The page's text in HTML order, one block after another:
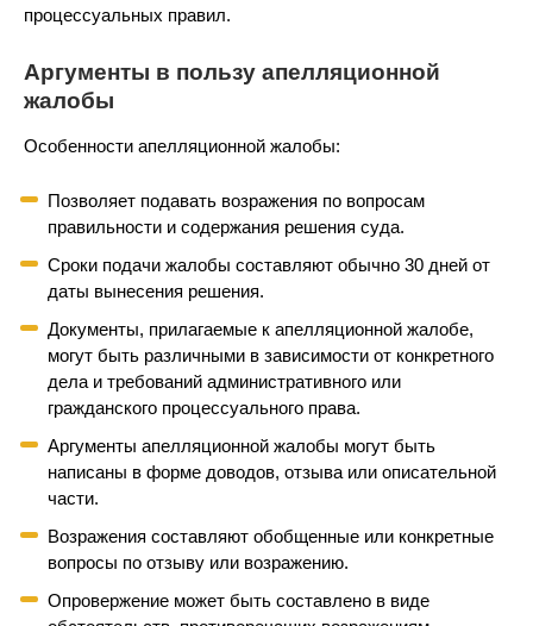
процессуальных правил.
Аргументы в пользу апелляционной
жалобы
Особенности апелляционной жалобы:
Позволяет подавать возражения по вопросам
правильности и содержания решения суда.
Сроки подачи жалобы составляют обычно 30 дней от
даты вынесения решения.
Документы, прилагаемые к апелляционной жалобе,
могут быть различными в зависимости от конкретного
дела и требований административного или
гражданского процессуального права.
Аргументы апелляционной жалобы могут быть
написаны в форме доводов, отзыва или описательной
части.
Возражения составляют обобщенные или конкретные
вопросы по отзыву или возражению.
Опровержение может быть составлено в виде